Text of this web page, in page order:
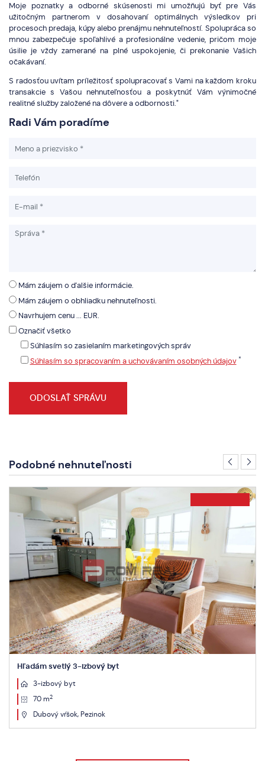
Moje poznatky a odborné skúsenosti mi umožňujú byť pre Vás
užitočným partnerom v dosahovaní optimálnych výsledkov pri
procesoch predaja, kúpy alebo prenájmu nehnuteľností. Spolupráca so
mnou zabezpečuje spoľahlivé a profesionálne vedenie, pričom moje
úsilie je vždy zamerané na plné uspokojenie, či prekonanie Vašich
očakávaní.
S radosťou uvítam príležitosť spolupracovať s Vami na každom kroku
transakcie s Vašou nehnuteľnosťou a poskytnúť Vám výnimočné
realitné služby založené na dôvere a odbornosti."
Radi Vám poradíme
Mám záujem o ďalšie informácie.
Mám záujem o obhliadku nehnuteľnosti.
Navrhujem cenu ... EUR.
Označiť všetko
Súhlasím so zasielaním marketingových správ
Súhlasím so spracovaním a uchovávaním osobných údajov *
Podobné nehnuteľnosti
Hľadám svetlý 3-izbový byt
3-izbový byt
70 m2
Dubový vŕšok, Pezinok